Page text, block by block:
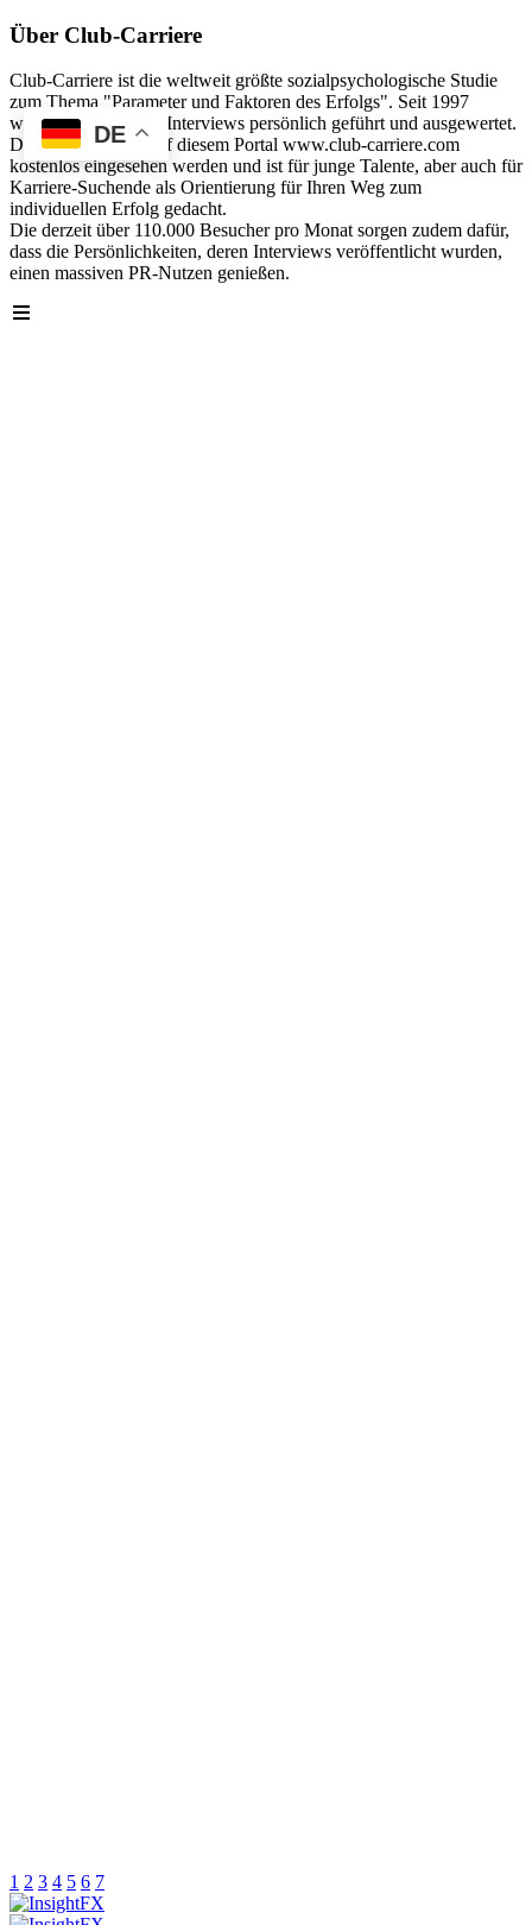
DE
Über Club-Carriere
Club-Carriere ist die weltweit größte sozialpsychologische Studie
zum Thema "Parameter und Faktoren des Erfolgs". Seit 1997
wurden über 40.000 Interviews persönlich geführt und ausgewertet.
Die Analyse kann auf diesem Portal www.club-carriere.com
kostenlos eingesehen werden und ist für junge Talente, aber auch für
Karriere-Suchende als Orientierung für Ihren Weg zum
individuellen Erfolg gedacht.
Die derzeit über 110.000 Besucher pro Monat sorgen zudem dafür,
dass die Persönlichkeiten, deren Interviews veröffentlicht wurden,
einen massiven PR-Nutzen genießen.
1 2 3 4 5 6 7